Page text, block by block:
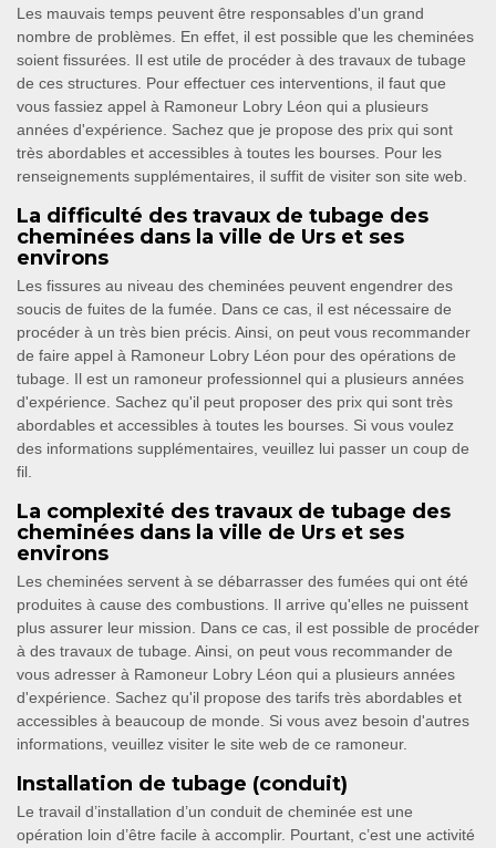
Les mauvais temps peuvent être responsables d'un grand
nombre de problèmes. En effet, il est possible que les cheminées
soient fissurées. Il est utile de procéder à des travaux de tubage
de ces structures. Pour effectuer ces interventions, il faut que
vous fassiez appel à Ramoneur Lobry Léon qui a plusieurs
années d'expérience. Sachez que je propose des prix qui sont
très abordables et accessibles à toutes les bourses. Pour les
renseignements supplémentaires, il suffit de visiter son site web.
La difficulté des travaux de tubage des
cheminées dans la ville de Urs et ses
environs
Les fissures au niveau des cheminées peuvent engendrer des
soucis de fuites de la fumée. Dans ce cas, il est nécessaire de
procéder à un très bien précis. Ainsi, on peut vous recommander
de faire appel à Ramoneur Lobry Léon pour des opérations de
tubage. Il est un ramoneur professionnel qui a plusieurs années
d'expérience. Sachez qu'il peut proposer des prix qui sont très
abordables et accessibles à toutes les bourses. Si vous voulez
des informations supplémentaires, veuillez lui passer un coup de
fil.
La complexité des travaux de tubage des
cheminées dans la ville de Urs et ses
environs
Les cheminées servent à se débarrasser des fumées qui ont été
produites à cause des combustions. Il arrive qu'elles ne puissent
plus assurer leur mission. Dans ce cas, il est possible de procéder
à des travaux de tubage. Ainsi, on peut vous recommander de
vous adresser à Ramoneur Lobry Léon qui a plusieurs années
d'expérience. Sachez qu'il propose des tarifs très abordables et
accessibles à beaucoup de monde. Si vous avez besoin d'autres
informations, veuillez visiter le site web de ce ramoneur.
Installation de tubage (conduit)
Le travail d’installation d’un conduit de cheminée est une
opération loin d’être facile à accomplir. Pourtant, c’est une activité